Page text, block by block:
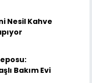
Nesil Kahve
Bakım Evi